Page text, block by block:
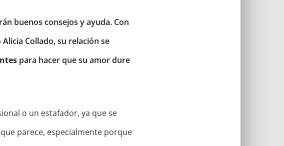
buenos consejos y ayuda. Con
Collado, su relación se
para hacer que su amor dure
o un estafador, ya que se
parece, especialmente porque